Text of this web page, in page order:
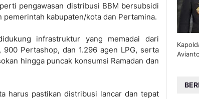
pengawasan distribusi BBM bersubsidi
kabupaten/kota dan Pertamina.
infrastruktur yang memadai dari
Pertashop, dan 1.296 agen LPG, serta
hingga puncak konsumsi Ramadan dan
harus pastikan distribusi lancar dan tepat